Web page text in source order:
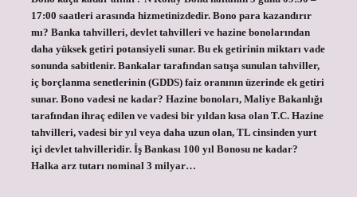
17:00 saatleri arasında hizmetinizdedir. Bono para kazandırır
mı? Banka tahvilleri, devlet tahvilleri ve hazine bonolarından
daha yüksek getiri potansiyeli sunar. Bu ek getirinin miktarı vade
sonunda sabitlenir. Bankalar tarafından satışa sunulan tahviller,
iç borçlanma senetlerinin (GDDS) faiz oranının üzerinde ek getiri
sunar. Bono vadesi ne kadar? Hazine bonoları, Maliye Bakanlığı
tarafından ihraç edilen ve vadesi bir yıldan kısa olan T.C. Hazine
tahvilleri, vadesi bir yıl veya daha uzun olan, TL cinsinden yurt
içi devlet tahvilleridir. İş Bankası 100 yıl Bonosu ne kadar?
Halka arz tutarı nominal 3 milyar…